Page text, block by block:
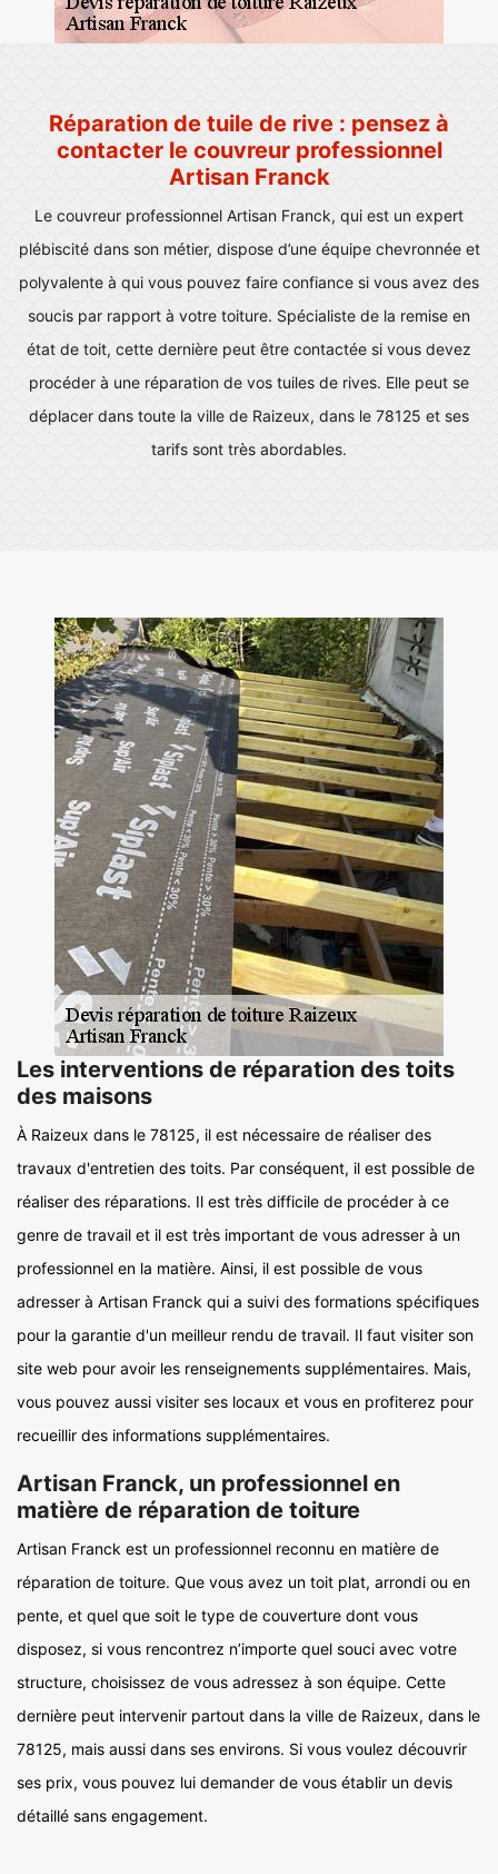
Réparation de tuile de rive : pensez à
contacter le couvreur professionnel
Artisan Franck
Le couvreur professionnel Artisan Franck, qui est un expert
plébiscité dans son métier, dispose d’une équipe chevronnée et
polyvalente à qui vous pouvez faire confiance si vous avez des
soucis par rapport à votre toiture. Spécialiste de la remise en
état de toit, cette dernière peut être contactée si vous devez
procéder à une réparation de vos tuiles de rives. Elle peut se
déplacer dans toute la ville de Raizeux, dans le 78125 et ses
tarifs sont très abordables.
Les interventions de réparation des toits
des maisons
À Raizeux dans le 78125, il est nécessaire de réaliser des
travaux d'entretien des toits. Par conséquent, il est possible de
réaliser des réparations. Il est très difficile de procéder à ce
genre de travail et il est très important de vous adresser à un
professionnel en la matière. Ainsi, il est possible de vous
adresser à Artisan Franck qui a suivi des formations spécifiques
pour la garantie d'un meilleur rendu de travail. Il faut visiter son
site web pour avoir les renseignements supplémentaires. Mais,
vous pouvez aussi visiter ses locaux et vous en profiterez pour
recueillir des informations supplémentaires.
Artisan Franck, un professionnel en
matière de réparation de toiture
Artisan Franck est un professionnel reconnu en matière de
réparation de toiture. Que vous avez un toit plat, arrondi ou en
pente, et quel que soit le type de couverture dont vous
disposez, si vous rencontrez n’importe quel souci avec votre
structure, choisissez de vous adressez à son équipe. Cette
dernière peut intervenir partout dans la ville de Raizeux, dans le
78125, mais aussi dans ses environs. Si vous voulez découvrir
ses prix, vous pouvez lui demander de vous établir un devis
détaillé sans engagement.